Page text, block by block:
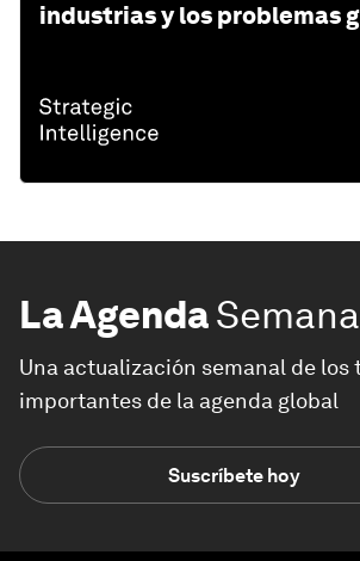
industrias y los problemas
La Agenda
Una actualización semanal de los
importantes de la agenda global
Suscríbete hoy